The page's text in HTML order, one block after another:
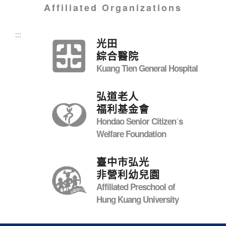
Affiliated Organizations
:::
光田
綜合醫院
Kuang Tien General Hospital
弘道老人
福利基金會
Hondao Senior Citizenˊs
Welfare Foundation
臺中市弘光
非營利幼兒園
Affiliated Preschool of
Hung Kuang University